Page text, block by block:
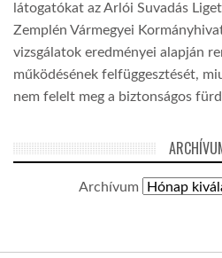
látogatókat az Arlói Suvadás
Zemplén Vármegyei
vizsgálatok eredményei alapján
működésének felfüggesztését,
nem felelt meg a biztonságos
Archívum